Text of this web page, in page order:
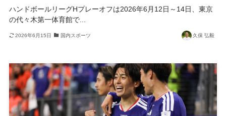
ハンドボールリーグHプレーオフは2026年6月12日～14日、東京
の代々木第一体育館で...
2026年6月15日 国内スポーツ 久保 弘毅